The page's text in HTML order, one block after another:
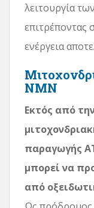
λειτουργία
επιτρέποντας
ενέργεια
NMN
Εκτός από
παραγωγής
μπορεί να
από